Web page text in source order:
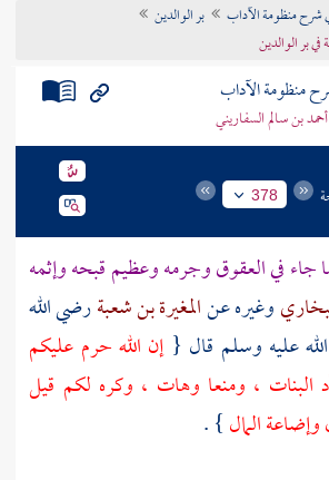
شرح منظومة الآداب
بر الوالدين
بر الوالدين
منظومة الآداب
بن سالم السفاريني
378
جاء في العقوق وجرمه وعظيم قبحه وإثمه
وغيره عنالمغيرة بن شعبةرضي الله
عليه وسلم قال {إن الله حرم عليكم
البنات ، ومنعا وهات ، وكره لكم قيل
المال} .